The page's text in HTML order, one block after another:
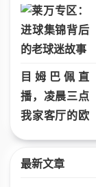
最新文章